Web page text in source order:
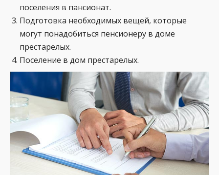
поселения в пансионат.
Подготовка необходимых вещей, которые
могут понадобиться пенсионеру в доме
престарелых.
Поселение в дом престарелых.